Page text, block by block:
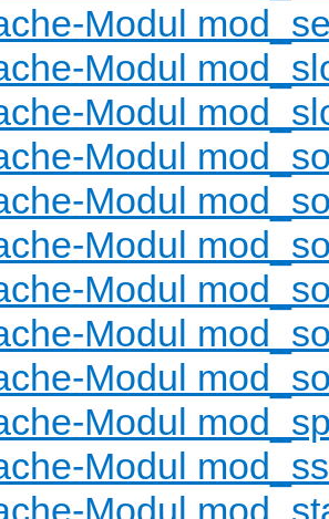
Modul
Modul
Modul
Modul
Modul
Modul
Modul
Modul
Modul
Modul
Modul
Modul